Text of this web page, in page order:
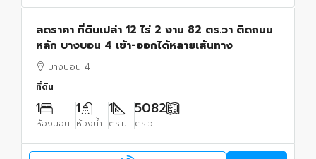
ลดราคา ที่ดินเปล่า 12 ไร่ 2 งาน 82 ตร.วา ติดถนน
หลัก บางบอน 4 เข้า-ออกได้หลายเส้นทาง
บางบอน 4
ที่ดิน
1
ห้องนอน
1
ห้องน้ำ
1
ตร.ม.
5082
ตร.ว.